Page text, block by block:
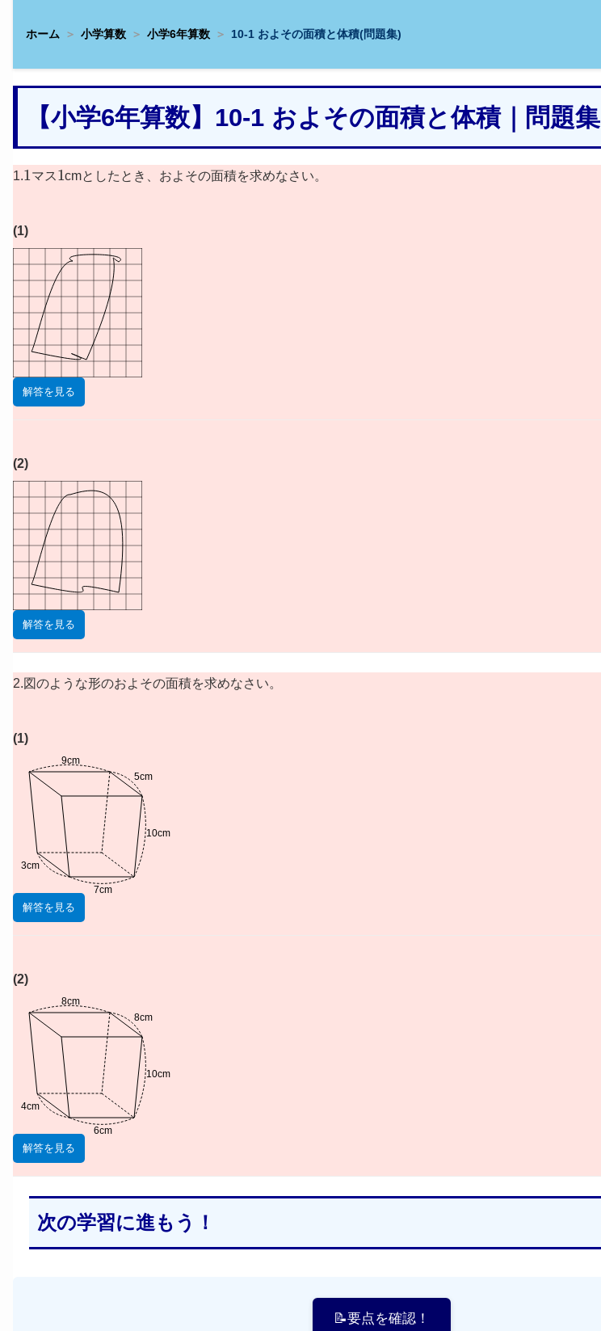
ホーム 小学算数 小学6年算数 10-1 およその面積と体積(問題集)
【小学6年算数】10-1 およその面積と体積｜問題集
1.
1
マス
1
cmとしたとき、およその面積を求めなさい。
(1)
解答を見る
(2)
解答を見る
2.図のような形のおよその面積を求めなさい。
(1)
9cm
5cm
10cm
3cm
7cm
解答を見る
(2)
8cm
8cm
10cm
4cm
6cm
解答を見る
次の学習に進もう！
📝要点を確認！